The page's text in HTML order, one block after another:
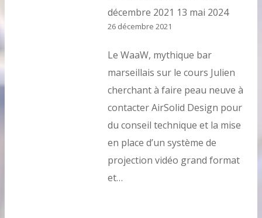
décembre 2021 13 mai 2024
26 décembre 2021
Le WaaW, mythique bar
marseillais sur le cours Julien
cherchant à faire peau neuve à
contacter AirSolid Design pour
du conseil technique et la mise
en place d’un système de
projection vidéo grand format
et…